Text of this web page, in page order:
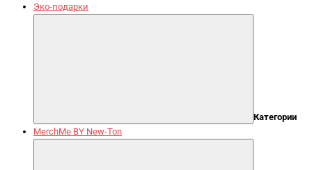
Эко-подарки
Категории
MerchMe BY New-Ton